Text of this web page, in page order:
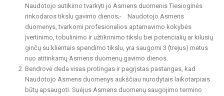
Naudotojo sutikimo tvarkyti jo Asmens duomenis Tiesioginės
rinkodaros tikslu gavimo dienos;- Naudotojo Asmens
duomenys, tvarkomi profesionalios aptarnavimo kokybės
įvertinimo, tobulinimo ir užtikrinimo tikslu bei potencialių ar kilusių
ginčų su klientais spendimo tikslu, yra saugomi 3 (trejus) metus
nuo atitinkamų Asmens duomenų gavimo dienos.
Bendrovė deda visas protingas ir pagrįstas pastangas, kad
Naudotojo Asmens duomenys aukščiau nurodytais laikotarpiais
būtų apsaugoti. Suėjus Asmens duomenų saugojimo termino